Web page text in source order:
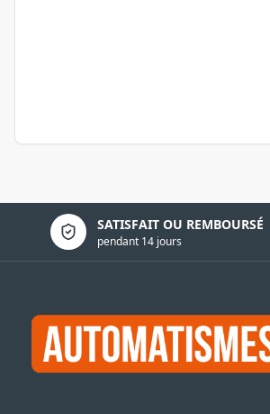
SATISFAIT OU REMBOURSÉ
pendant 14 jours
Politique de confidentialité